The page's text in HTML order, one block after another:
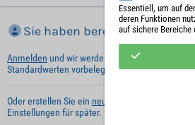
Sie haben bereits ein Konto?
Anmelden und wir werden die notwendigen
Standardwerten vorbelegen.
Oder erstellen Sie ein neues Benutzerkonto
Einstellungen für später.
Essentiell, um auf
deren Funktionen
auf sichere Bereiche